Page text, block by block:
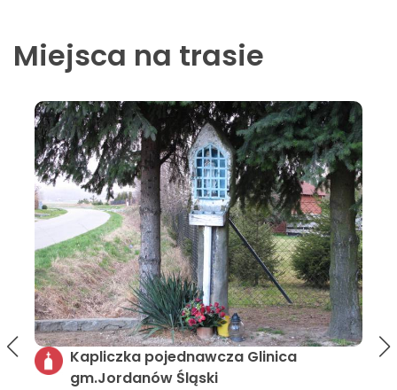
Miejsca na trasie